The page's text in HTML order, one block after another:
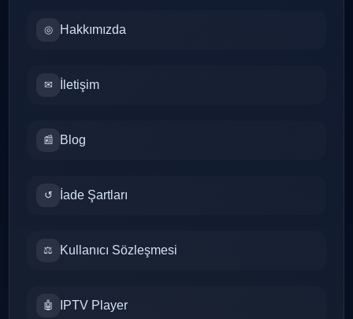
◎ Hakkımızda
✉ İletişim
📰 Blog
↺ İade Şartları
⚖ Kullanıcı Sözleşmesi
🤖 IPTV Player